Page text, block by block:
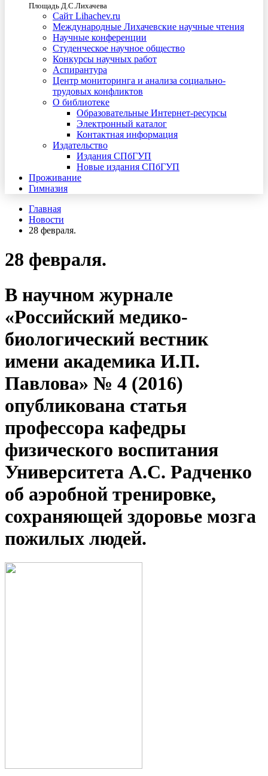
Площадь Д.С.Лихачева
Сайт Lihachev.ru
Международные Лихачевские научные чтения
Научные конференции
Студенческое научное общество
Конкурсы научных работ
Аспирантура
Центр мониторинга и анализа социально-
трудовых конфликтов
О библиотеке
Образовательные Интернет-ресурсы
Электронный каталог
Контактная информация
Издательство
Издания СПбГУП
Новые издания СПбГУП
Проживание
Гимназия
Главная
Новости
28 февраля.
28 февраля.
В научном журнале
«Российский медико-
биологический вестник
имени академика И.П.
Павлова» № 4 (2016)
опубликована статья
профессора кафедры
физического воспитания
Университета А.С. Радченко
об аэробной тренировке,
сохраняющей здоровье мозга
пожилых людей.